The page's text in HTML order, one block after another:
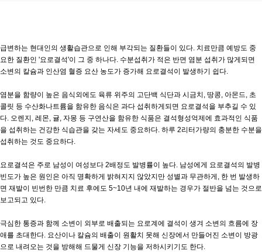
급변하는 현대인의 생활습관으로 인해 부각되는 질환들이 있다. 치료만큼 예방도 중
요한 질환인 '요로결석'이 그 중 하나다. 수분섭취가 적은 반면 염분 섭취가 많게되면
소변의 칼슘과 인산염 혈증 요산 농도가 증가해 요로결석이 발생하기 쉽다.
염분을 함량이 높은 음식외에도 육류 위주의 고단백 식단과 시금치, 땅콩, 아몬드, 초
콜릿 등 수산화나트륨을 함유한 음식은 과다 섭취하게되면 요로결석을 부추길 수 있
다. 오렌지, 레몬, 귤, 자몽 등 구연산을 함유한 식품은 결석형성억제에 효과적인 식품
을 섭취하는 건강한 식습관을 갖는 자세도 중요하다. 하루 2리터가량의 충분한 수분을
섭취하는 것도 중요하다.
요로결석은 주로 남성이 여성보다 2배정도 발병률이 높다. 남성에게 요로결석의 발병
빈도가 높은 원인은 아직 명확하게 밝혀지지 않았지만 성별과 무관하게, 한 번 발생하
면 재발이 빈번한 만큼 치료 후에도 5~10년 내에 재발하는 경우가 절반을 넘는 것으로
보고되고 있다.
극심한 통증과 함께 소변이 외부로 배출되는 요로계에 결석이 생겨 소변의 흐름에 장
애를 초대한다. 요산이나 칼슘의 배출이 원활치 못해 신장에서 만들어진 소변이 방광
으로 내려오는 것을 방해해 드물게 신장 기능을 저하시키기도 한다.